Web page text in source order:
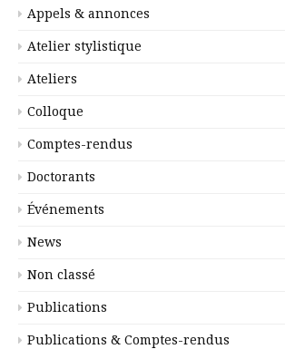
Appels & annonces
Atelier stylistique
Ateliers
Colloque
Comptes-rendus
Doctorants
Événements
News
Non classé
Publications
Publications & Comptes-rendus